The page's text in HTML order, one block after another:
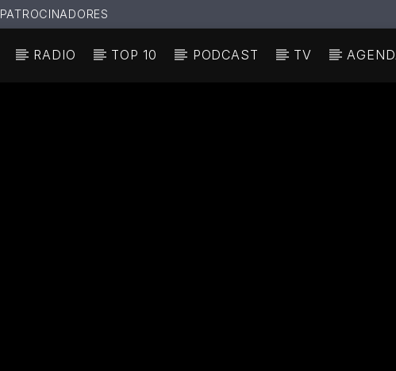
PATROCINADORES
RADIO TOP 10 PODCAST TV